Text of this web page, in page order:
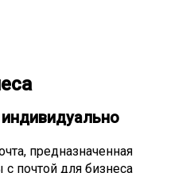
предназначенная
почтой для бизнеса